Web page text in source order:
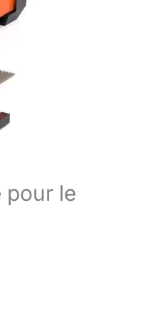
pour le